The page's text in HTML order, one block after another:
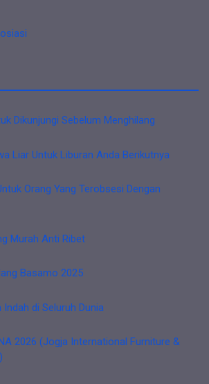
Dikunjungi Sebelum Menghilang
Liar Untuk Liburan Anda Berikutnya
Orang Yang Terobsesi Dengan
Murah Anti Ribet
Basamo 2025
di Seluruh Dunia
2026 (Jogja International Furniture &